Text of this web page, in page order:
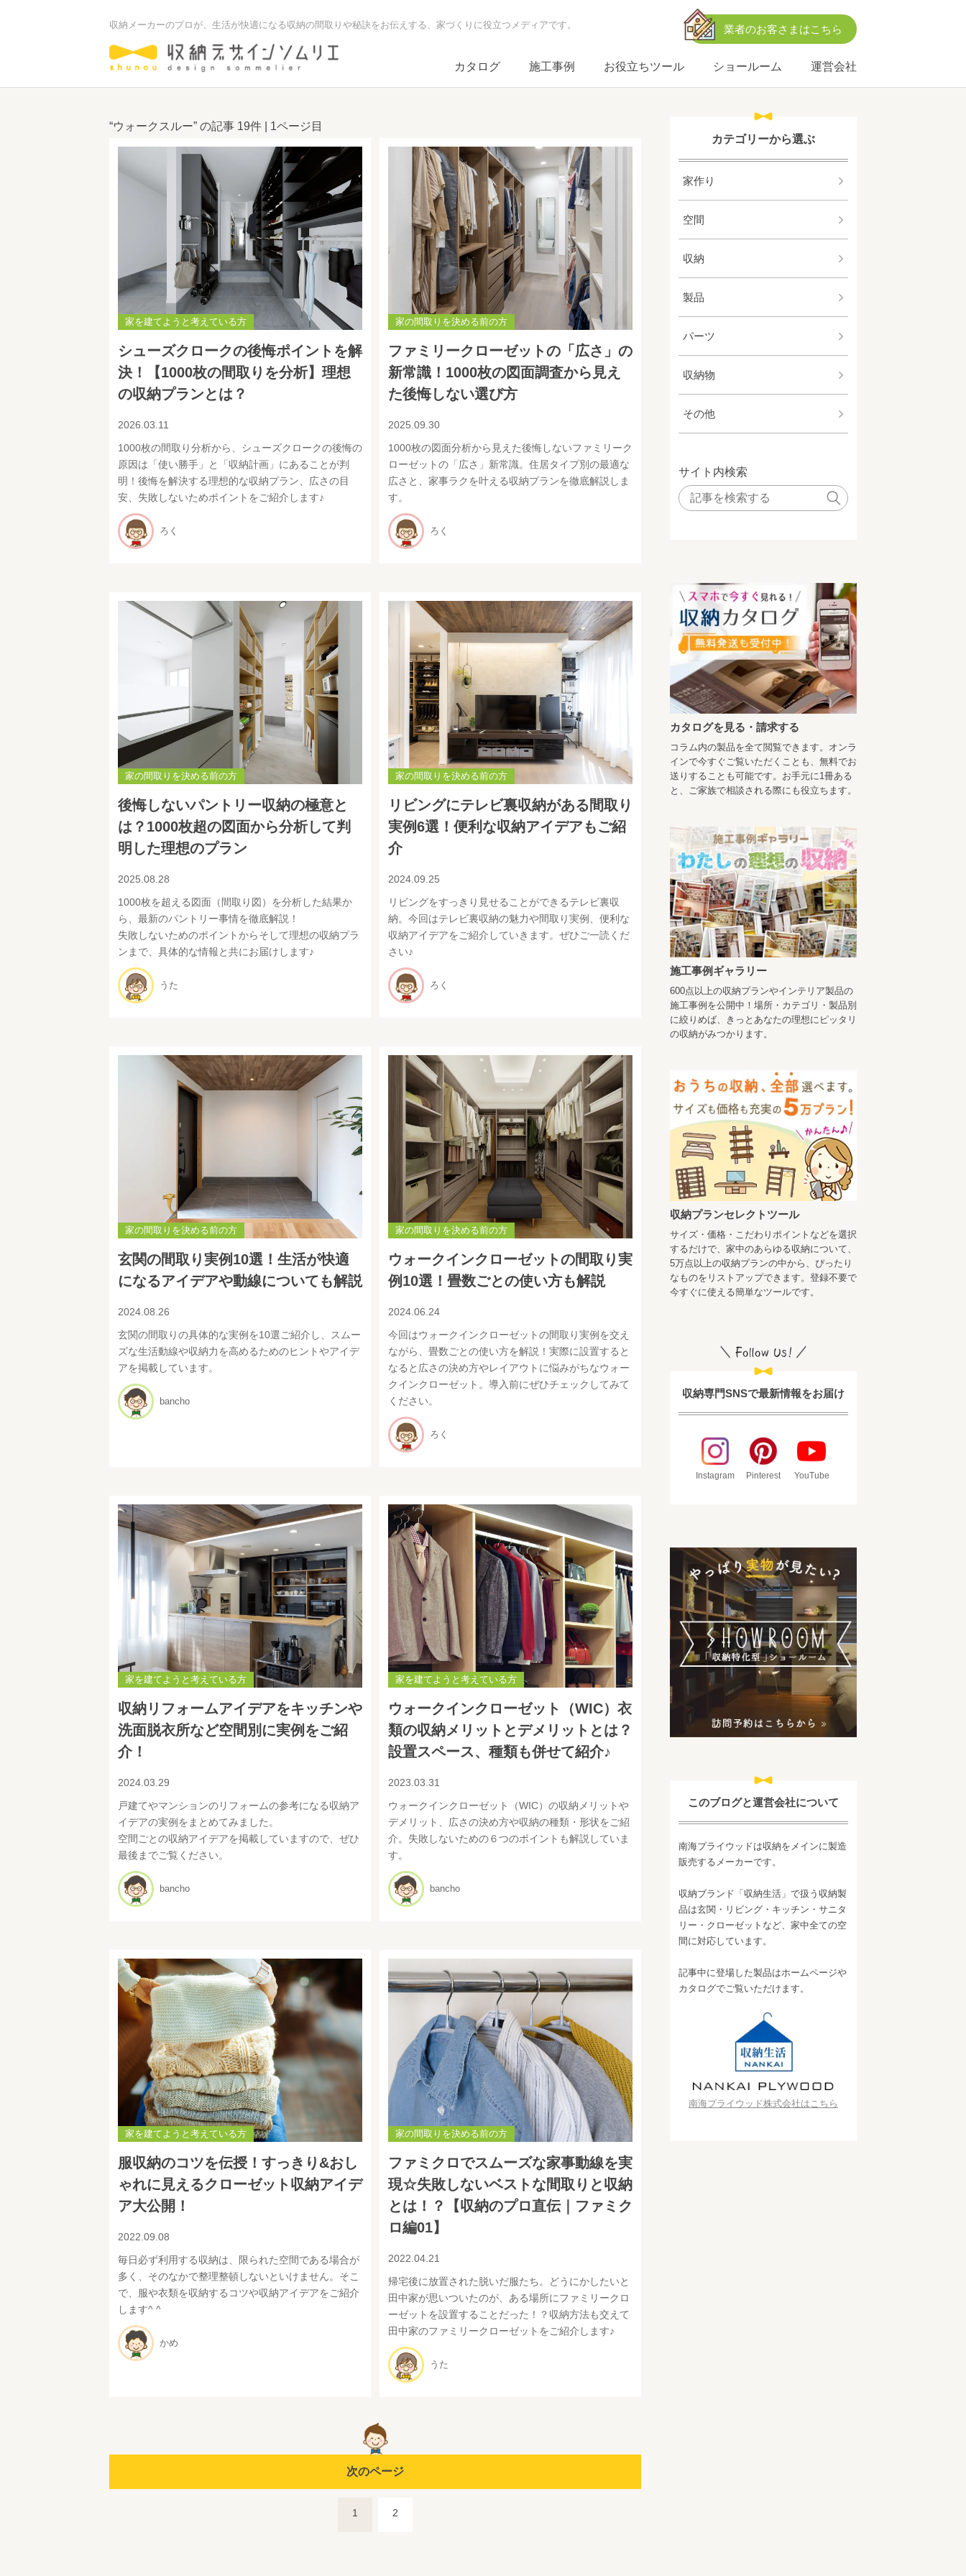
収納メーカーのプロが、生活が快適になる収納の間取りや秘訣をお伝えする、家づくりに役立つメディアです。 業者のお客さまはこちら
カタログ 施工事例 お役立ちツール ショールーム 運営会社
“ウォークスルー” の記事 19件 | 1ページ目
家を建てようと考えている方
シューズクロークの後悔ポイントを解
決！【1000枚の間取りを分析】理想
の収納プランとは？
2026.03.11
1000枚の間取り分析から、シューズクロークの後悔の
原因は「使い勝手」と「収納計画」にあることが判
明！後悔を解決する理想的な収納プラン、広さの目
安、失敗しないためポイントをご紹介します♪
ろく
家の間取りを決める前の方
ファミリークローゼットの「広さ」の
新常識！1000枚の図面調査から見え
た後悔しない選び方
2025.09.30
1000枚の図面分析から見えた後悔しないファミリーク
ローゼットの「広さ」新常識。住居タイプ別の最適な
広さと、家事ラクを叶える収納プランを徹底解説しま
す。
ろく
家の間取りを決める前の方
後悔しないパントリー収納の極意と
は？1000枚超の図面から分析して判
明した理想のプラン
2025.08.28
1000枚を超える図面（間取り図）を分析した結果か
ら、最新のパントリー事情を徹底解説！
失敗しないためのポイントからそして理想の収納プラ
ンまで、具体的な情報と共にお届けします♪
うた
家の間取りを決める前の方
リビングにテレビ裏収納がある間取り
実例6選！便利な収納アイデアもご紹
介
2024.09.25
リビングをすっきり見せることができるテレビ裏収
納。今回はテレビ裏収納の魅力や間取り実例、便利な
収納アイデアをご紹介していきます。ぜひご一読くだ
さい♪
ろく
家の間取りを決める前の方
玄関の間取り実例10選！生活が快適
になるアイデアや動線についても解説
2024.08.26
玄関の間取りの具体的な実例を10選ご紹介し、スムー
ズな生活動線や収納力を高めるためのヒントやアイデ
アを掲載しています。
bancho
家の間取りを決める前の方
ウォークインクローゼットの間取り実
例10選！畳数ごとの使い方も解説
2024.06.24
今回はウォークインクローゼットの間取り実例を交え
ながら、畳数ごとの使い方を解説！実際に設置すると
なると広さの決め方やレイアウトに悩みがちなウォー
クインクローゼット。導入前にぜひチェックしてみて
ください。
ろく
家を建てようと考えている方
収納リフォームアイデアをキッチンや
洗面脱衣所など空間別に実例をご紹
介！
2024.03.29
戸建てやマンションのリフォームの参考になる収納ア
イデアの実例をまとめてみました。
空間ごとの収納アイデアを掲載していますので、ぜひ
最後までご覧ください。
bancho
家を建てようと考えている方
ウォークインクローゼット（WIC）衣
類の収納メリットとデメリットとは？
設置スペース、種類も併せて紹介♪
2023.03.31
ウォークインクローゼット（WIC）の収納メリットや
デメリット、広さの決め方や収納の種類・形状をご紹
介。失敗しないための６つのポイントも解説していま
す。
bancho
家を建てようと考えている方
服収納のコツを伝授！すっきり&おし
ゃれに見えるクローゼット収納アイデ
ア大公開！
2022.09.08
毎日必ず利用する収納は、限られた空間である場合が
多く、そのなかで整理整頓しないといけません。そこ
で、服や衣類を収納するコツや収納アイデアをご紹介
します^ ^
かめ
家の間取りを決める前の方
ファミクロでスムーズな家事動線を実
現☆失敗しないベストな間取りと収納
とは！？【収納のプロ直伝｜ファミク
ロ編01】
2022.04.21
帰宅後に放置された脱いだ服たち。どうにかしたいと
田中家が思いついたのが、ある場所にファミリークロ
ーゼットを設置することだった！？収納方法も交えて
田中家のファミリークローゼットをご紹介します♪
うた
次のページ
1 2
カテゴリーから選ぶ
家作り
空間
収納
製品
パーツ
収納物
その他
サイト内検索
カタログを見る・請求する
コラム内の製品を全て閲覧できます。オンラ
インで今すぐご覧いただくことも、無料でお
送りすることも可能です。お手元に1冊ある
と、ご家族で相談される際にも役立ちます。
施工事例ギャラリー
600点以上の収納プランやインテリア製品の
施工事例を公開中！場所・カテゴリ・製品別
に絞りめば、きっとあなたの理想にピッタリ
の収納がみつかります。
収納プランセレクトツール
サイズ・価格・こだわりポイントなどを選択
するだけで、家中のあらゆる収納について、
5万点以上の収納プランの中から、ぴったり
なものをリストアップできます。登録不要で
今すぐに使える簡単なツールです。
収納専門SNSで最新情報をお届け
Instagram Pinterest YouTube
このブログと運営会社について
南海プライウッドは収納をメインに製造
販売するメーカーです。
収納ブランド「収納生活」で扱う収納製
品は玄関・リビング・キッチン・サニタ
リー・クローゼットなど、家中全ての空
間に対応しています。
記事中に登場した製品はホームページや
カタログでご覧いただけます。
南海プライウッド株式会社はこちら